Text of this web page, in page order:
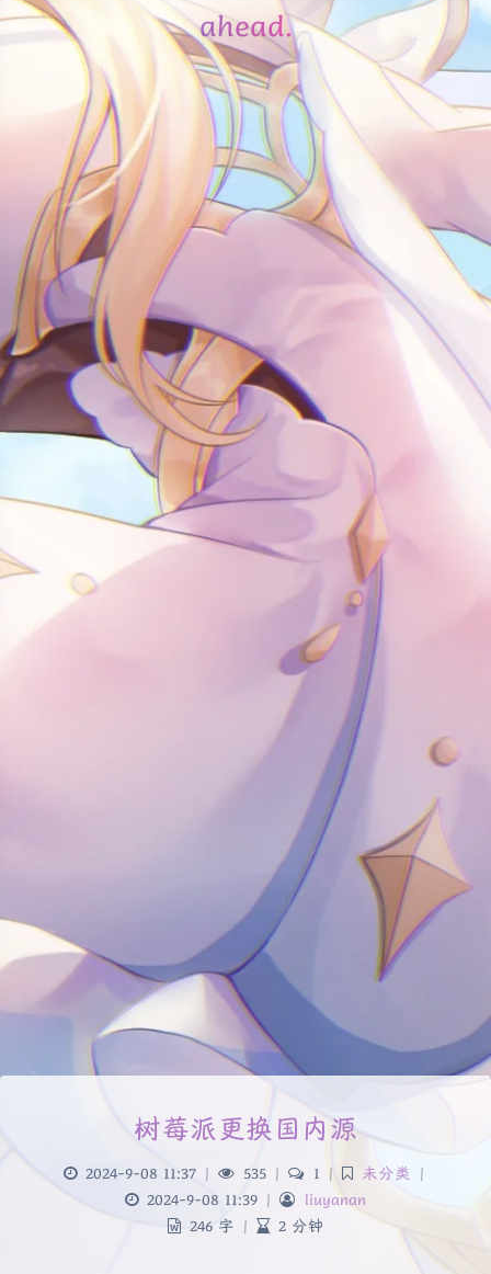
ahead.
树莓派更换国内源
2024-9-08 11:37 | 535 | 1 | 未分类
|
2024-9-08 11:39 |
liuyanan
246 字 | 2 分钟